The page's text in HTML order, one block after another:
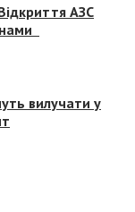
АЗС
вилучати у